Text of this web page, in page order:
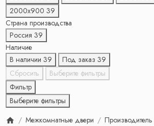
2000х900 39
Страна производства
Россия 39
Наличие
В наличии 39 Под заказ 39
Сбросить
Выберите фильтры
Фильтр
Выберите фильтры
Межкомнатные двери
Производитель